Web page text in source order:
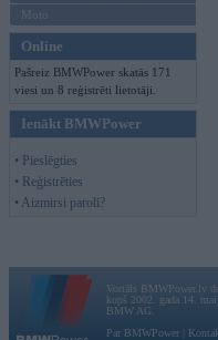
Moto
Online
Pašreiz BMWPower skatās 171
viesi un 8 reģistrēti lietotāji.
Ienākt BMWPower
• Pieslēgties
• Reģistrēties
• Aizmirsi paroli?
Vortāls BMWPower.lv
kopš 2002. gada 14.
BMW AG.
Par BMWPower